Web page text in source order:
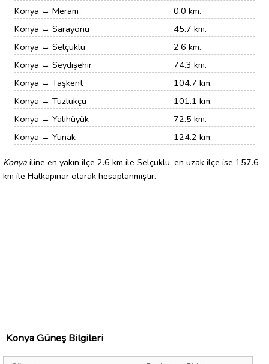
Konya ↔ Meram
0.0 km.
Konya ↔ Sarayönü
45.7 km.
Konya ↔ Selçuklu
2.6 km.
Konya ↔ Seydişehir
74.3 km.
Konya ↔ Taşkent
104.7 km.
Konya ↔ Tuzlukçu
101.1 km.
Konya ↔ Yalıhüyük
72.5 km.
Konya ↔ Yunak
124.2 km.
Konya iline en yakın ilçe 2.6 km ile Selçuklu, en uzak ilçe ise 157.6
km ile Halkapınar olarak hesaplanmıştır.
Konya Güneş Bilgileri